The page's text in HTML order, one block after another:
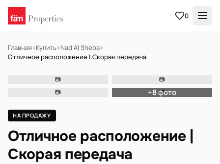
0
Главная›Купить›Nad Al Sheba›
Отличное расположение | Скорая передача
НА ПРОДАЖУ📷
📷
📷
📷
+8 фото
НА ПРОДАЖУ
Отличное расположение |
Скорая передача